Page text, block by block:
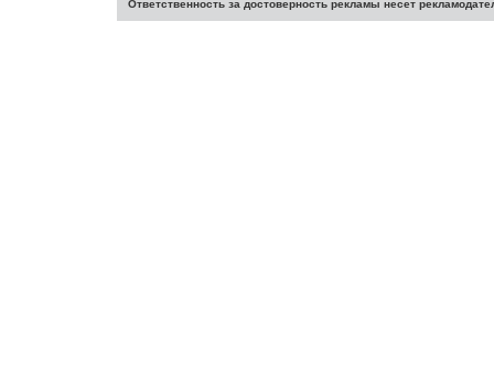
Ответственность за достоверность рекламы несет